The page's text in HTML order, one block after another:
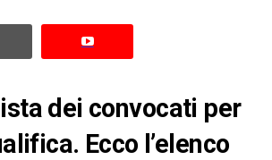
dei convocati per
Ecco l’elenco